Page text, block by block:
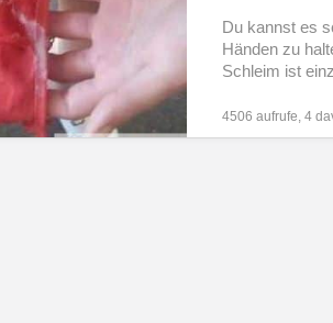
Du kannst es
Händen zu
Schleim ist
4506 aufrufe, 4